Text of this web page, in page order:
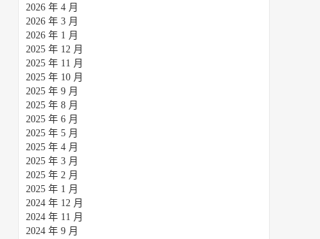
2026 年 4 月
2026 年 3 月
2026 年 1 月
2025 年 12 月
2025 年 11 月
2025 年 10 月
2025 年 9 月
2025 年 8 月
2025 年 6 月
2025 年 5 月
2025 年 4 月
2025 年 3 月
2025 年 2 月
2025 年 1 月
2024 年 12 月
2024 年 11 月
2024 年 9 月